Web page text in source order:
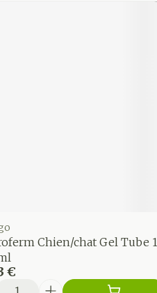
Chien/chat Gel Tube 1
€